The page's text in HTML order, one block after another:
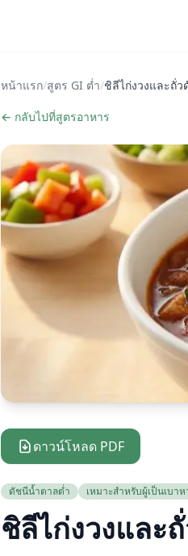
หน้าแรก/สูตร GI ต่ำ/ชิลีไก่งวงและถั่
← กลับไปที่สูตรอาหาร
ดาวน์โหลด PDF
ดัชนีน้ำตาลต่ำ เหมาะสำหรับผู้เป็นเบา
ชิลีไก่งวงและ